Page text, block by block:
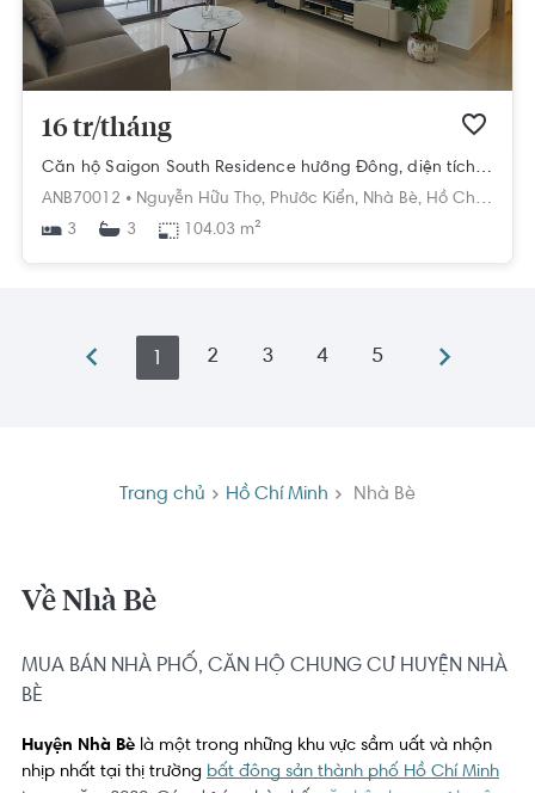
16 tr/tháng
Căn hộ Saigon South Residence hướng Đông, diện tích 104.03m²
ANB70012 • Nguyễn Hữu Thọ, Phước Kiển, Nhà Bè, Hồ Chí Minh
3
3 104.03 m²
1 2 3 4 5
Trang chủ Hồ Chí Minh Nhà Bè
Về Nhà Bè
MUA BÁN NHÀ PHỐ, CĂN HỘ CHUNG CƯ HUYỆN NHÀ
BÈ
Huyện Nhà Bè là một trong những khu vực sầm uất và nhộn
nhịp nhất tại thị trường bất động sản thành phố Hồ Chí Minh